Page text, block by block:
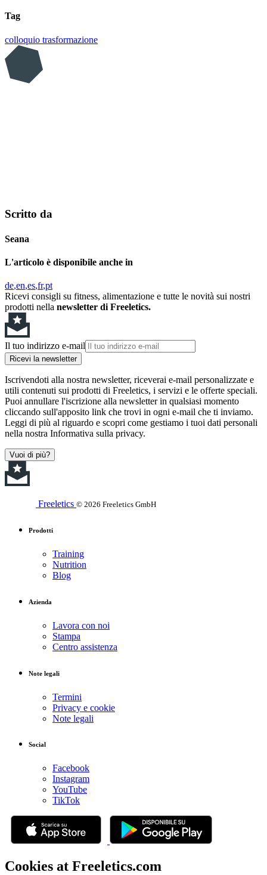
Tag
colloquio trasformazione
Scritto da
Seana
L'articolo è disponibile anche in
de en es fr pt
Ricevi consigli su fitness, alimentazione e tutte le novità sui nostri
prodotti nella newsletter di Freeletics.
Il tuo indirizzo e-mail
Ricevi la newsletter
Iscrivendoti alla nostra newsletter, riceverai e-mail personalizzate e
utili contenuti sui prodotti di Freeletics, i servizi e le offerte speciali.
Puoi annullare l'iscrizione alla newsletter in qualsiasi momento
cliccando sull'apposito link che trovi in ogni e-mail che ti inviamo.
Leggi di più al riguardo e scopri come gestiamo i tuoi dati personali
nella nostra Informativa sulla privacy.
Vuoi di più?
Freeletics © 2026 Freeletics GmbH
Prodotti
Training
Nutrition
Blog
Azienda
Lavora con noi
Stampa
Centro assistenza
Note legali
Termini
Privacy e cookie
Note legali
Social
Facebook
Instagram
YouTube
TikTok
Cookies at Freeletics.com